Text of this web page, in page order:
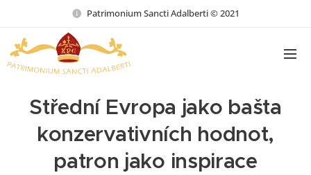
Patrimonium Sancti Adalberti © 2021
Střední Evropa jako bašta
konzervativních hodnot,
patron jako inspirace